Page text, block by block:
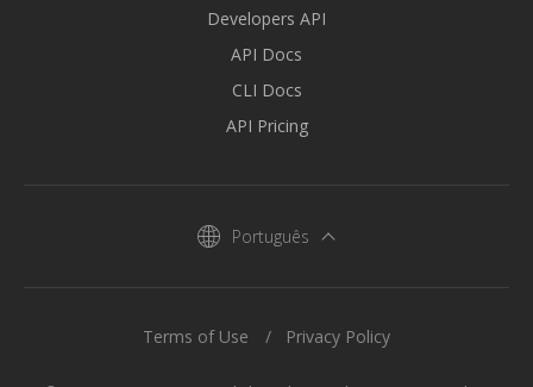
Developers API
API Docs
CLI Docs
API Pricing
Português
Terms of Use Privacy Policy